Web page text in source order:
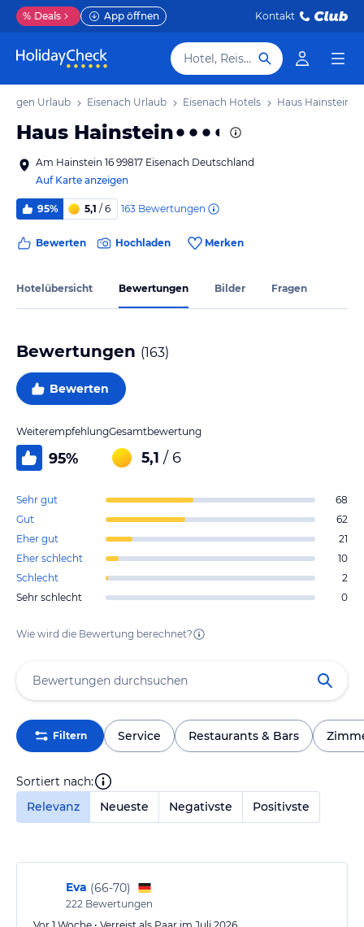
% Deals App öffnen Kontakt
Hotel, Reiseziel
Urlaub Eisenach Urlaub Eisenach Hotels Haus Hainstein
Haus Hainstein
Am Hainstein 16 99817 Eisenach Deutschland
Auf Karte anzeigen
95% 5,1 / 6 163 Bewertungen
Bewerten Hochladen Merken
Hotelübersicht Bewertungen Bilder Fragen
Bewertungen (163)
Bewerten
Weiterempfehlung
95%
Gesamtbewertung
5,1 / 6
Sehr gut
68
Gut
62
Eher gut
21
Eher schlecht
10
Schlecht
2
Sehr schlecht
0
Wie wird die Bewertung berechnet?
Filtern Service Restaurants & Bars
Sortiert nach:
Relevanz
Neueste Negativste Positivste
Eva (66-70)
222 Bewertungen